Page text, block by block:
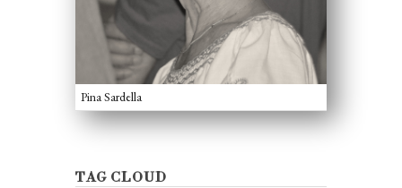
Pina Sardella
TAG CLOUD